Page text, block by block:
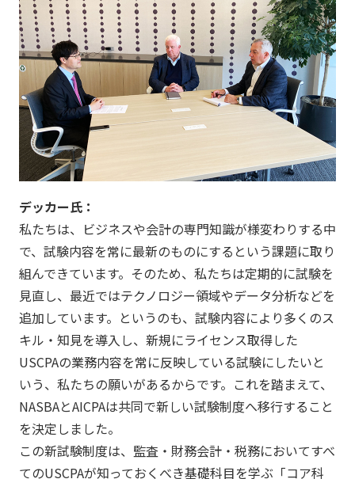
デッカー氏：
私たちは、ビジネスや会計の専門知識が様変わりする中
で、試験内容を常に最新のものにするという課題に取り
組んできています。そのため、私たちは定期的に試験を
見直し、最近ではテクノロジー領域やデータ分析などを
追加しています。というのも、試験内容により多くのス
キル・知見を導入し、新規にライセンス取得した
USCPAの業務内容を常に反映している試験にしたいと
いう、私たちの願いがあるからです。これを踏まえて、
NASBAとAICPAは共同で新しい試験制度へ移行すること
を決定しました。
この新試験制度は、監査・財務会計・税務においてすべ
てのUSCPAが知っておくべき基礎科目を学ぶ「コア科